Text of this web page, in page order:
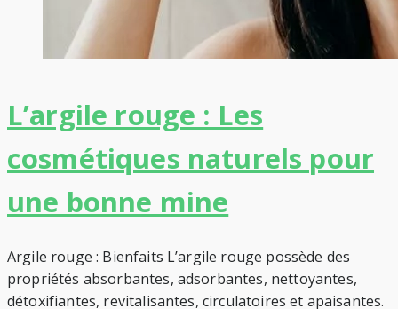
L’argile rouge : Les
cosmétiques naturels pour
une bonne mine
Argile rouge : Bienfaits L’argile rouge possède des
propriétés absorbantes, adsorbantes, nettoyantes,
détoxifiantes, revitalisantes, circulatoires et apaisantes.